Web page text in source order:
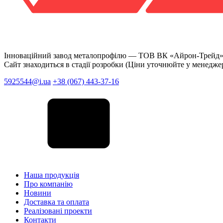
Інноваційний завод металопрофілю — ТОВ ВК «Айрон-Трейд»
Сайт знаходиться в стадії розробки (Ціни уточнюйте у
5925544@i.ua +38 (067) 443-37-16
Наша продукція
Про компанію
Новини
Доставка та оплата
Реалізовані проекти
Контакти